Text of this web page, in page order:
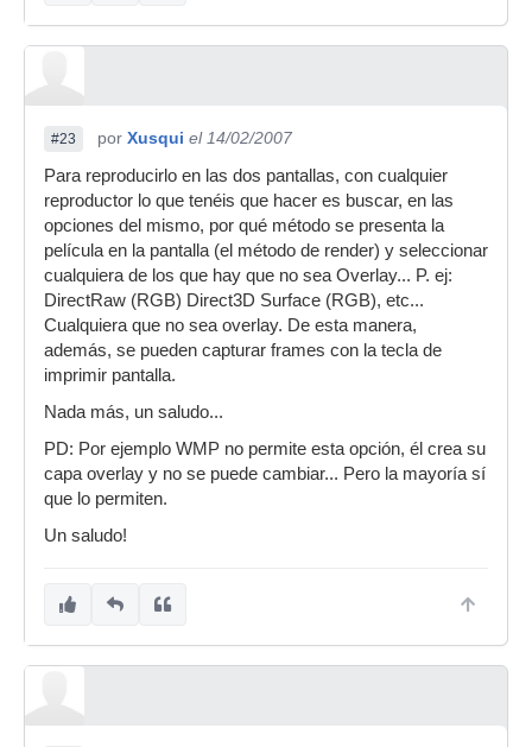
#23 por Xusqui el 14/02/2007
Para reproducirlo en las dos pantallas, con cualquier
reproductor lo que tenéis que hacer es buscar, en las
opciones del mismo, por qué método se presenta la
película en la pantalla (el método de render) y seleccionar
cualquiera de los que hay que no sea Overlay... P. ej:
DirectRaw (RGB) Direct3D Surface (RGB), etc...
Cualquiera que no sea overlay. De esta manera,
además, se pueden capturar frames con la tecla de
imprimir pantalla.
Nada más, un saludo...
PD: Por ejemplo WMP no permite esta opción, él crea su
capa overlay y no se puede cambiar... Pero la mayoría sí
que lo permiten.
Un saludo!